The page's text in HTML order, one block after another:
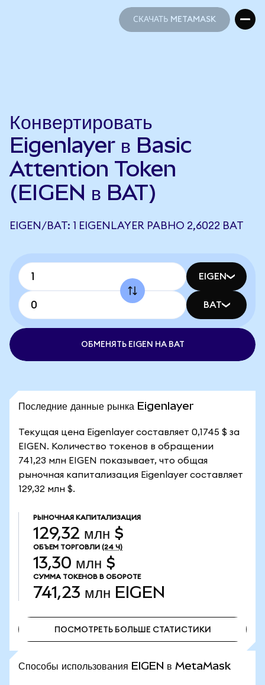
СКАЧАТЬ METAMASK
Конвертировать
Eigenlayer в Basic
Attention Token
(EIGEN в BAT)
EIGEN/BAT: 1 EIGENLAYER РАВНО 2,6022 BAT
EIGEN
BAT
ОБМЕНЯТЬ EIGEN НА BAT
Последние данные рынка Eigenlayer
Текущая цена Eigenlayer составляет 0,1745 $ за
EIGEN. Количество токенов в обращении
741,23 млн EIGEN показывает, что общая
рыночная капитализация Eigenlayer составляет
129,32 млн $.
РЫНОЧНАЯ КАПИТАЛИЗАЦИЯ
129,32 млн $
ОБЪЕМ ТОРГОВЛИ (24 Ч)
13,30 млн $
СУММА ТОКЕНОВ В ОБОРОТЕ
741,23 млн EIGEN
ПОСМОТРЕТЬ БОЛЬШЕ СТАТИСТИКИ
Способы использования EIGEN в MetaMask